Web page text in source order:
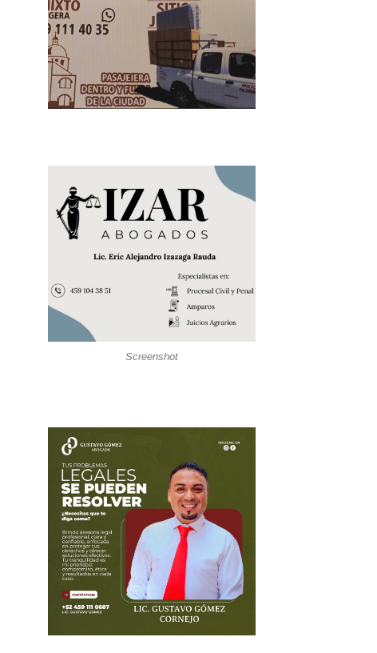
Screenshot